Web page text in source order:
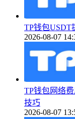
TP钱包USDT
2026-08-07
TP钱包网络
技巧
2026-08-07